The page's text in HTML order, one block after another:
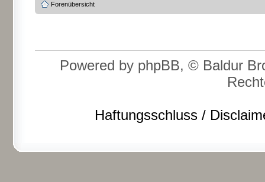
Forenübersicht
Powered by phpBB, © Baldur
Haftungsschluss /